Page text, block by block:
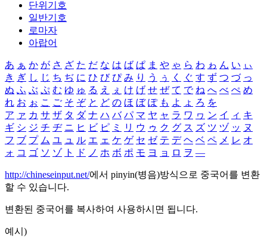
단위기호
일반기호
로마자
아랍어
あ ぁ か が さ ざ た だ な は ば ぱ ま や ゃ ら わ ゎ ん い ぃ
き ぎ し じ ち ぢ に ひ び ぴ み り う ぅ く ぐ す ず つ づ っ
ぬ ふ ぶ ぷ む ゆ ゅ る え ぇ け げ せ ぜ て で ね へ べ ぺ め
れ お ぉ こ ご そ ぞ と ど の ほ ぼ ぽ も よ ょ ろ を
ア ァ カ サ ザ タ ダ ナ ハ バ パ マ ヤ ャ ラ ワ ヮ ン イ ィ キ
ギ シ ジ チ ヂ ニ ヒ ビ ピ ミ リ ウ ゥ ク グ ス ズ ツ ヅ ッ ヌ
フ ブ プ ム ユ ュ ル エ ェ ケ ゲ セ ゼ テ デ ヘ ベ ペ メ レ オ
ォ コ ゴ ソ ゾ ト ド ノ ホ ボ ポ モ ヨ ョ ロ ヲ ―
http://chineseinput.net/에서 pinyin(병음)방식으로 중국어를 변환
할 수 있습니다.
변환된 중국어를 복사하여 사용하시면 됩니다.
예시)